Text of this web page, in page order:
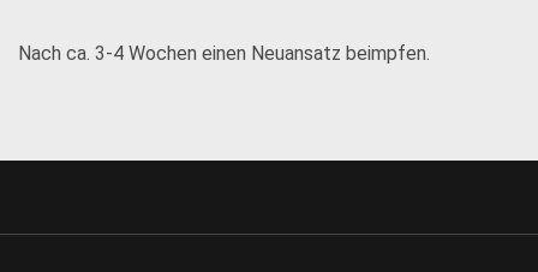
Nach ca. 3-4 Wochen einen Neuansatz beimpfen.